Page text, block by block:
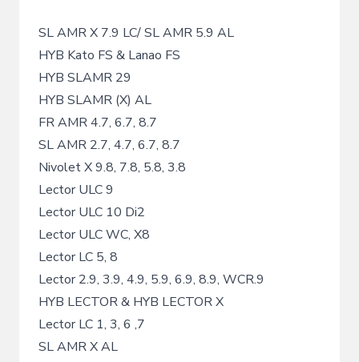
SL AMR X 7.9 LC/ SL AMR 5.9 AL
HYB Kato FS & Lanao FS
HYB SLAMR 29
HYB SLAMR (X) AL
FR AMR 4.7, 6.7, 8.7
SL AMR 2.7, 4.7, 6.7, 8.7
Nivolet X 9.8, 7.8, 5.8, 3.8
Lector ULC 9
Lector ULC 10 Di2
Lector ULC WC, X8
Lector LC 5, 8
Lector 2.9, 3.9, 4.9, 5.9, 6.9, 8.9, WCR.9
HYB LECTOR & HYB LECTOR X
Lector LC 1, 3, 6 ,7
SL AMR X AL